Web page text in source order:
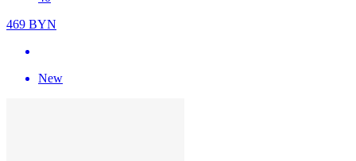
469 BYN
New